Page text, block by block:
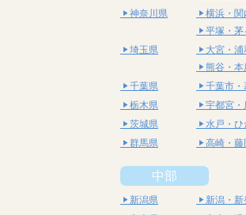
神奈川県
横浜・関
平塚・茅
埼玉県
大宮・浦
熊谷・本
千葉県
千葉市・
栃木県
宇都宮・
茨城県
水戸・ひ
群馬県
高崎・藤
中部
新潟県 新潟・新